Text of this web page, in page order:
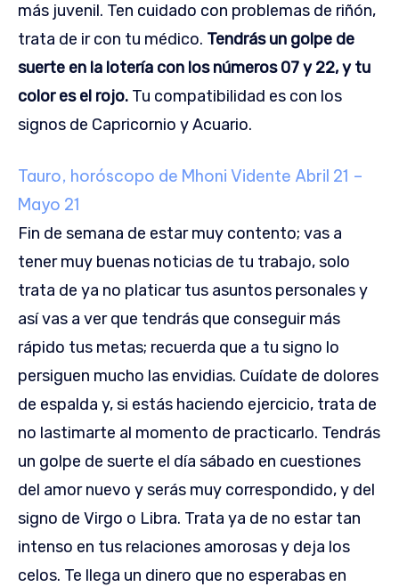
más juvenil. Ten cuidado con problemas de riñón,
trata de ir con tu médico. Tendrás un golpe de
suerte en la lotería con los números 07 y 22, y tu
color es el rojo. Tu compatibilidad es con los
signos de Capricornio y Acuario.
Tauro, horóscopo de Mhoni Vidente Abril 21 –
Mayo 21
Fin de semana de estar muy contento; vas a
tener muy buenas noticias de tu trabajo, solo
trata de ya no platicar tus asuntos personales y
así vas a ver que tendrás que conseguir más
rápido tus metas; recuerda que a tu signo lo
persiguen mucho las envidias. Cuídate de dolores
de espalda y, si estás haciendo ejercicio, trata de
no lastimarte al momento de practicarlo. Tendrás
un golpe de suerte el día sábado en cuestiones
del amor nuevo y serás muy correspondido, y del
signo de Virgo o Libra. Trata ya de no estar tan
intenso en tus relaciones amorosas y deja los
celos. Te llega un dinero que no esperabas en